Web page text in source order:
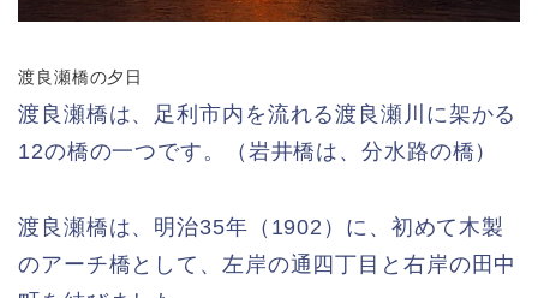
渡良瀬橋の夕日
渡良瀬橋は、足利市内を流れる渡良瀬川に架かる
12の橋の一つです。（岩井橋は、分水路の橋）
渡良瀬橋は、明治35年（1902）に、初めて木製
のアーチ橋として、左岸の通四丁目と右岸の田中